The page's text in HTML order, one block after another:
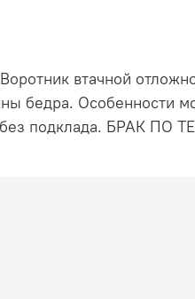
втачной
бедра. Особенности
подклада. БРАК